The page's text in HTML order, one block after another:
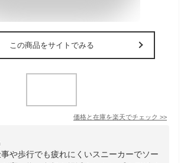
この商品をサイトでみる
価格と在庫を楽天でチェック >>
や歩行でも疲れにくいスニーカーでソー